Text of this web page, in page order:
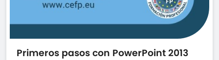
Primeros pasos con PowerPoint 2013